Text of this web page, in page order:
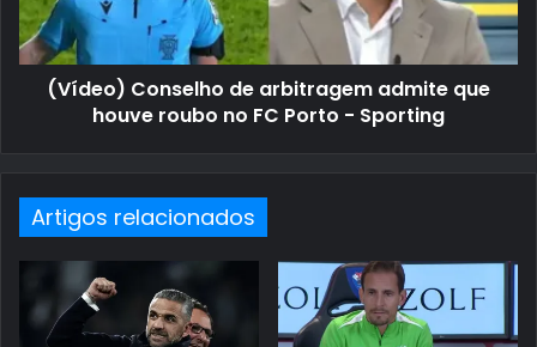
(Vídeo) Conselho de arbitragem admite que
houve roubo no FC Porto - Sporting
Artigos relacionados